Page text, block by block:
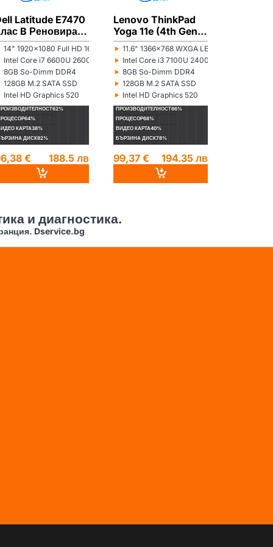
1100MHz 4MB
Latitude E7470
B Реновиран
14" 1920x1080 Full HD 16:9
Intel Core i7 6600U 2600MHz 4MB
памет:
8GB So-Dimm DDR4
диск:
128GB M.2 SATA SSD
Intel HD Graphics 520
62%
64%
КАРТА38%
ДИСК82%
€ 188.5 лв
Lenovo ThinkPad
Yoga 11e (4th Gen)
Клас А- Реновиран
лаптоп
‣
Монитор:
11.6" 1366x768 WXGA LED 16:9
‣
Процесор:
Intel Core i3 7100U 2400MHz 3MB
‣
Рам памет:
8GB So-Dimm DDR4
‣
Хард диск:
128GB M.2 SATA SSD
‣
Видеокарта:
Intel HD Graphics 520
ПРОИЗВОДИТЕЛНОСТ66%
ПРОЦЕСОР68%
ВИДЕО КАРТА40%
БЪРЗИНА ДИСК78%
99,37 € 194.35 лв
и диагностика.
Dservice.bg